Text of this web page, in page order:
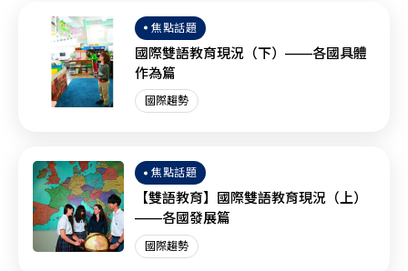
焦點話題
國際雙語教育現況（下）——各國具體
作為篇
國際趨勢
焦點話題
【雙語教育】國際雙語教育現況（上）
——各國發展篇
國際趨勢